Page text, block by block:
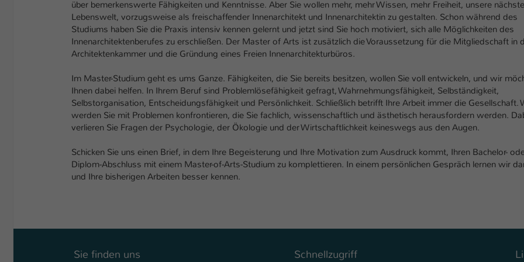
über bemerkenswerte Fähigkeiten und Kenntnisse. Aber Sie wollen mehr, mehr Wissen, mehr Freiheit, unsere nächste
Lebenswelt, vorzugsweise als freischaffender Innenarchitekt und Innenarchitektin zu gestalten. Schon während des
Studiums haben Sie die Praxis intensiv kennen gelernt und jetzt sind Sie hoch motiviert, sich alle Möglichkeiten des
Innenarchitektenberufes zu erschließen. Der Master of Arts ist zusätzlich die Voraussetzung für die Mitgliedschaft in
Architektenkammer und die Gründung eines Freien Innenarchitekturbüros.
Im Master-Studium geht es ums Ganze. Fähigkeiten, die Sie bereits besitzen, wollen Sie voll entwickeln, und wir
Ihnen dabei helfen. In Ihrem Beruf sind Problemlösefähigkeit gefragt, Wahrnehmungsfähigkeit, Selbständigkeit,
Selbstorganisation, Entscheidungsfähigkeit und Persönlichkeit. Schließlich betrifft Ihre Arbeit immer die Gesellschaft.
werden Sie mit Problemen konfrontieren, die Sie fachlich, wissenschaftlich und ästhetisch herausfordern werden.
verlieren Sie Fragen der Psychologie, der Ökologie und der Wirtschaftlichkeit keineswegs aus den Augen.
Schicken Sie uns einen Brief, in dem Ihre Begeisterung und Ihre Motivation zum Ausdruck kommt, Ihren Bachelor-
Diplom-Abschluss mit einem Master-of-Arts-Studium zu komplettieren. In einem persönlichen Gespräch lernen wir
und Ihre bisherigen Arbeiten besser kennen.
Sie finden uns Schnellzugriff
Ihrer vorgenommen Einstellungen, falls der
Webseiten-Betreiber dies eingestellt hat.
Name fe_typo_user / PHPSESSID
Anbieter TYPO3
Laufzeit 1 Woche
Zweck
Dieses Cookie ist ein Standard-Session-Cookie
Logins die Session-ID. So kann der eingeloggte
Benutzer wiedererkannt werden und es wird